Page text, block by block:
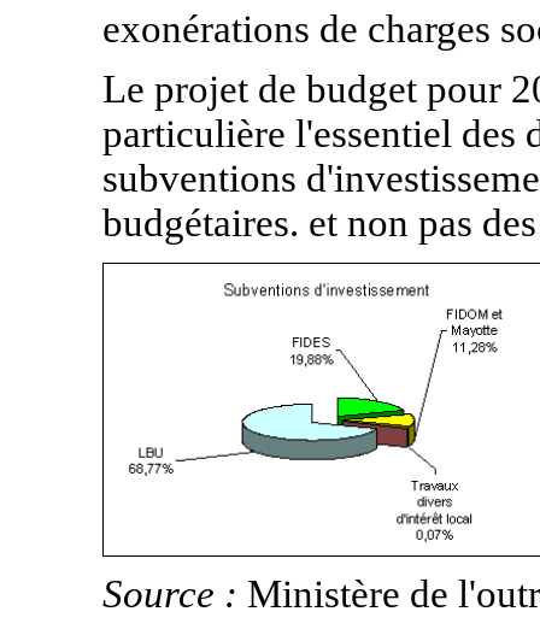
exonérations de charges
Le projet de budget pour
particulière l'essentiel des
subventions
budgétaires. et non pas
Source : Ministère de